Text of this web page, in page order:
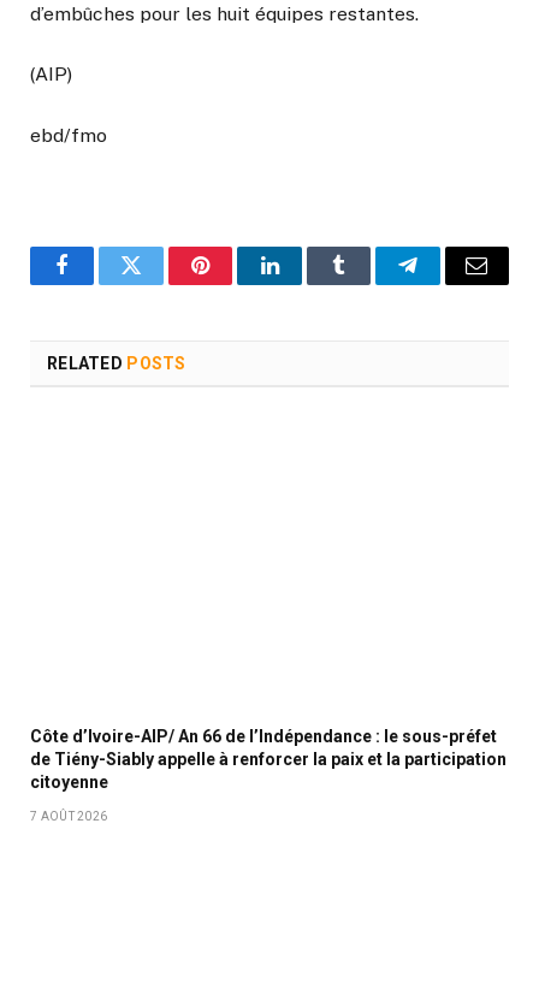
d’embûches pour les huit équipes restantes.
(AIP)
ebd/fmo
FacebookTwitter PinterestLinkedInTumblr TelegramEmail
RELATED POSTS
Côte d’Ivoire-AIP/ An 66 de l’Indépendance : le sous-préfet
de Tiény-Siably appelle à renforcer la paix et la participation
citoyenne
7 AOÛT 2026